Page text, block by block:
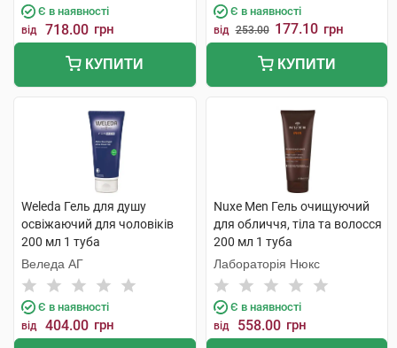
Є в наявності
від 718.00 грн
КУПИТИ
Є в наявності
від 253.00 177.10 грн
КУПИТИ
Weleda Гель для душу
освіжаючий для чоловіків
200 мл 1 туба
Веледа АГ
Є в наявності
від 404.00 грн
Nuxe Men Гель очищуючий
для обличчя, тіла та волосся
200 мл 1 туба
Лабораторія Нюкс
Є в наявності
від 558.00 грн